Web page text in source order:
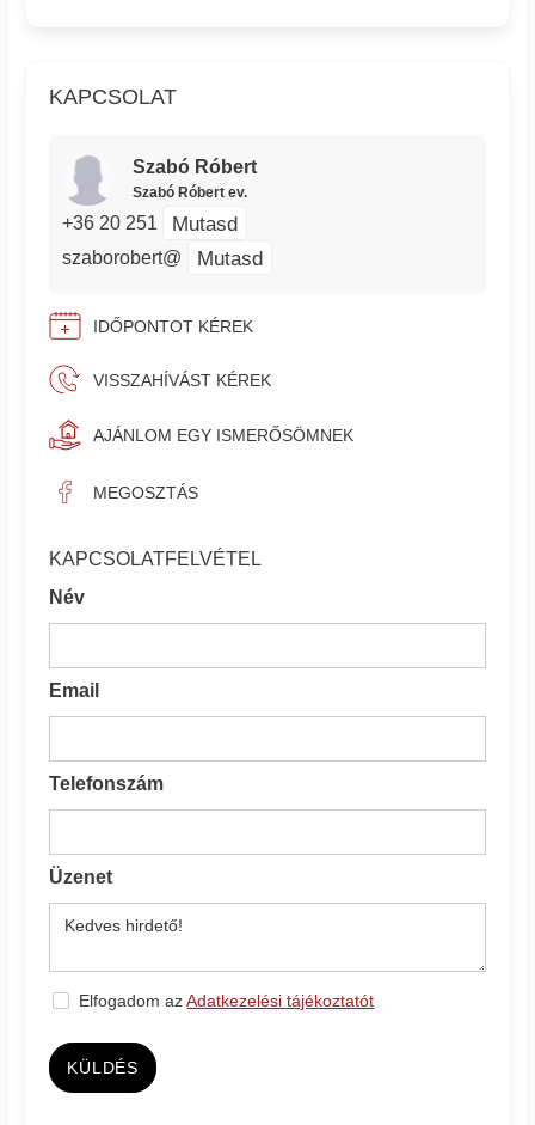
KAPCSOLAT
Szabó Róbert
Szabó Róbert ev.
+36 20 251 Mutasd
szaborobert@ Mutasd
IDŐPONTOT KÉREK
VISSZAHÍVÁST KÉREK
AJÁNLOM EGY ISMERŐSÖMNEK
MEGOSZTÁS
KAPCSOLATFELVÉTEL
Név
Email
Telefonszám
Üzenet
Elfogadom azAdatkezelési tájékoztatót
KÜLDÉS